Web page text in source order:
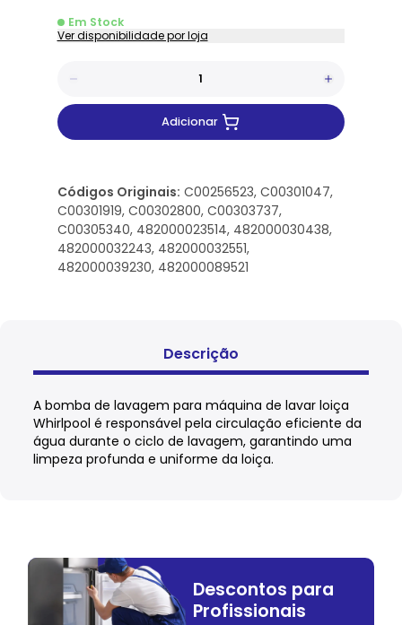
Em Stock
Ver disponibilidade por loja
Adicionar
Códigos Originais: C00256523, C00301047,
C00301919, C00302800, C00303737,
C00305340, 482000023514, 482000030438,
482000032243, 482000032551,
482000039230, 482000089521
Descrição
A bomba de lavagem para máquina de lavar loiça
Whirlpool é responsável pela circulação eficiente da
água durante o ciclo de lavagem, garantindo uma
limpeza profunda e uniforme da loiça.
Descontos para
Profissionais